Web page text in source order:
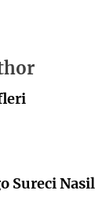
Sureci